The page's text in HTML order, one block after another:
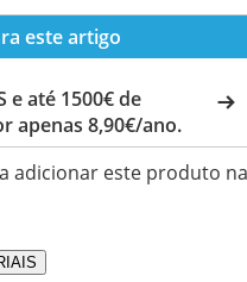
este artigo
e até 1500€ de
apenas 8,90€/ano.
adicionar este produto na